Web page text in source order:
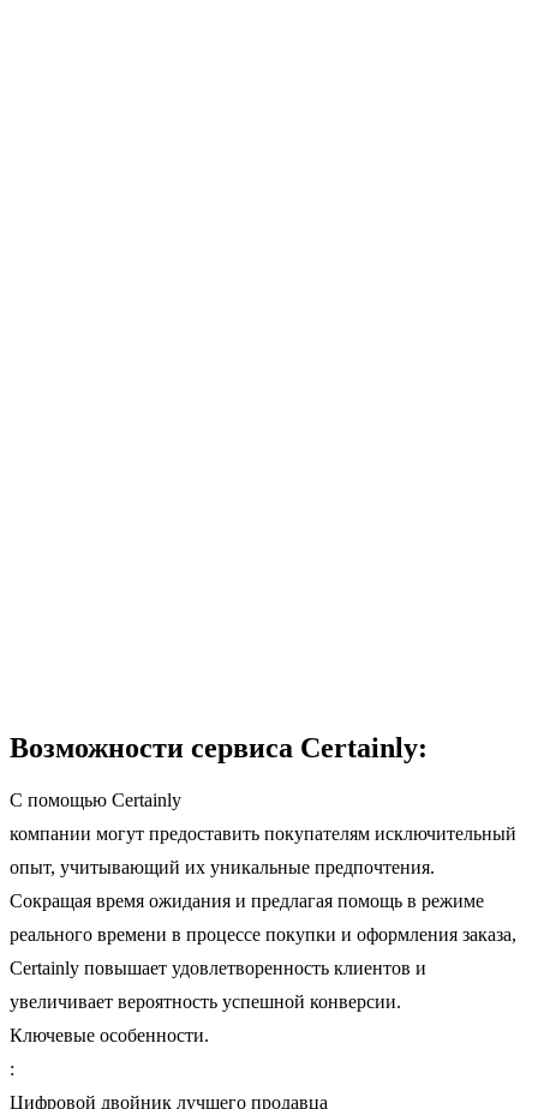
Возможности сервиса Certainly:
С помощью Certainly
компании могут предоставить покупателям исключительный
опыт, учитывающий их уникальные предпочтения.
Сокращая время ожидания и предлагая помощь в режиме
реального времени в процессе покупки и оформления заказа,
Certainly повышает удовлетворенность клиентов и
увеличивает вероятность успешной конверсии.
Ключевые особенности.
:
Цифровой двойник лучшего продавца